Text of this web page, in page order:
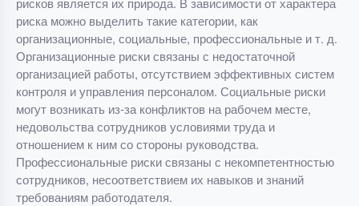
риска можно выделить такие категории, как
организационные, социальные, профессиональные и т. д.
Организационные риски связаны с недостаточной
организацией работы, отсутствием эффективных систем
контроля и управления персоналом. Социальные риски
могут возникать из-за конфликтов на рабочем месте,
недовольства сотрудников условиями труда и
отношением к ним со стороны руководства.
Профессиональные риски связаны с некомпетентностью
сотрудников, несоответствием их навыков и знаний
требованиям работодателя.